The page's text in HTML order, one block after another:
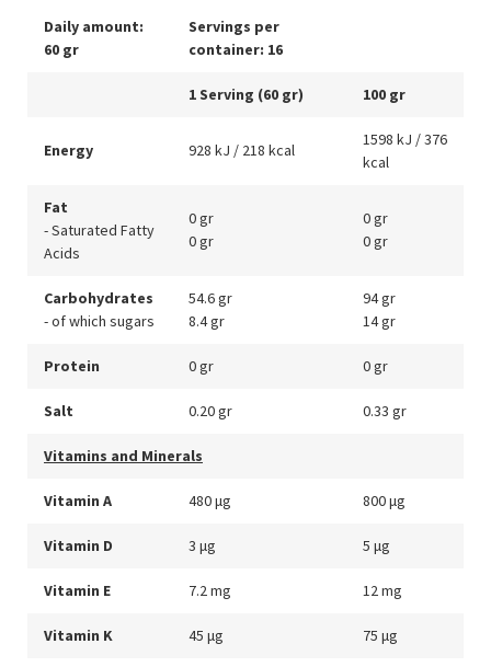
Daily amount:
60 gr
Servings per
container: 16
1 Serving (60 gr) 100 gr
Energy 928 kJ / 218 kcal
1598 kJ / 376
kcal
Fat
- Saturated Fatty
Acids
0 gr
0 gr
0 gr
0 gr
Carbohydrates
- of which sugars
54.6 gr
8.4 gr
94 gr
14 gr
Protein 0 gr 0 gr
Salt 0.20 gr 0.33 gr
Vitamins and Minerals
Vitamin A 480 μg 800 μg
Vitamin D 3 μg 5 μg
Vitamin E 7.2 mg 12 mg
Vitamin K 45 μg 75 μg